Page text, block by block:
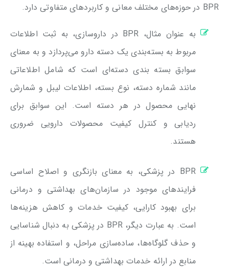
BPR در حوزه‌های مختلف معانی و کاربردهای متفاوتی دارد.
به عنوان مثال، BPR در داروسازی، به ثبت اطلاعات
مربوط به بسته‌بندی یک دسته دارو می‌پردازد و به معنای
سوابق بسته ‌بندی دسته‌ای است که شامل اطلاعاتی
مانند شماره دسته، نوع بسته، اطلاعات لیبل و شمارش
نهایی محصول در هر دسته است. این سوابق برای
ردیابی و کنترل کیفیت محصولات دارویی ضروری
هستند.
BPR در پزشکی، به معنای بازنگری و اصلاح اساسی
فرایندهای موجود در سازمان‌های بهداشتی و درمانی
برای بهبود کارایی، کیفیت خدمات و کاهش هزینه‌ها
است. به عبارت دیگر، BPR در پزشکی به دنبال شناسایی
و حذف گلوگاه‌ها، ساده‌سازی مراحل، و استفاده بهینه از
منابع در ارائه خدمات بهداشتی و درمانی است.